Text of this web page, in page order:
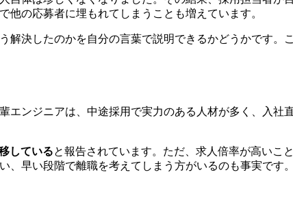
の応募者に埋もれてしまうことも増えています。
解決したのかを自分の言葉で説明できるかどうかです。
ンジニアは、中途採用で実力のある人材が多く、入社
していると報告されています。ただ、求人倍率が高いこ
、 早い段階で離職を考えてしまう方がいるのも事実です。